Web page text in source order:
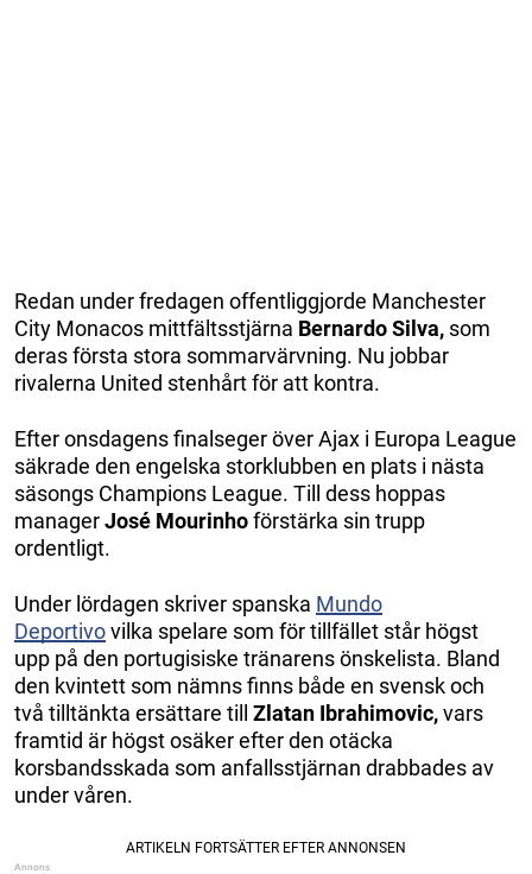
Redan under fredagen offentliggjorde Manchester
City Monacos mittfältsstjärna Bernardo Silva, som
deras första stora sommarvärvning. Nu jobbar
rivalerna United stenhårt för att kontra.
Efter onsdagens finalseger över Ajax i Europa League
säkrade den engelska storklubben en plats i nästa
säsongs Champions League. Till dess hoppas
managerJosé Mourinhoförstärka sin trupp
ordentligt.
Under lördagen skriver spanska Mundo
Deportivovilka spelare som för tillfället står högst
upp på den portugisiske tränarens önskelista. Bland
den kvintett som nämns finns både en svensk och
två tilltänkta ersättare till Zlatan Ibrahimovic,vars
framtid är högst osäker efter den otäcka
korsbandsskada som anfallsstjärnan drabbades av
under våren.